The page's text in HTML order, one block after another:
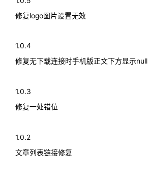
修复logo图片设置无效
1.0.4
修复无下载连接时手机版正文下方显示null
1.0.3
修复一处错位
1.0.2
文章列表链接修复